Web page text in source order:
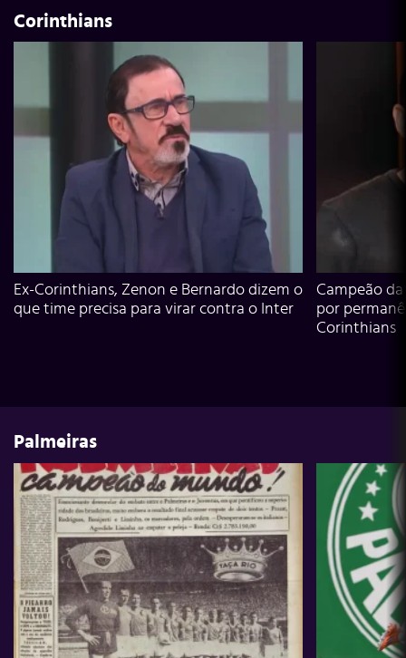
Corinthians
Ex-Corinthians, Zenon e Bernardo dizem o
que time precisa para virar contra o Inter
Campeão
por
Corinthians
Palmeiras